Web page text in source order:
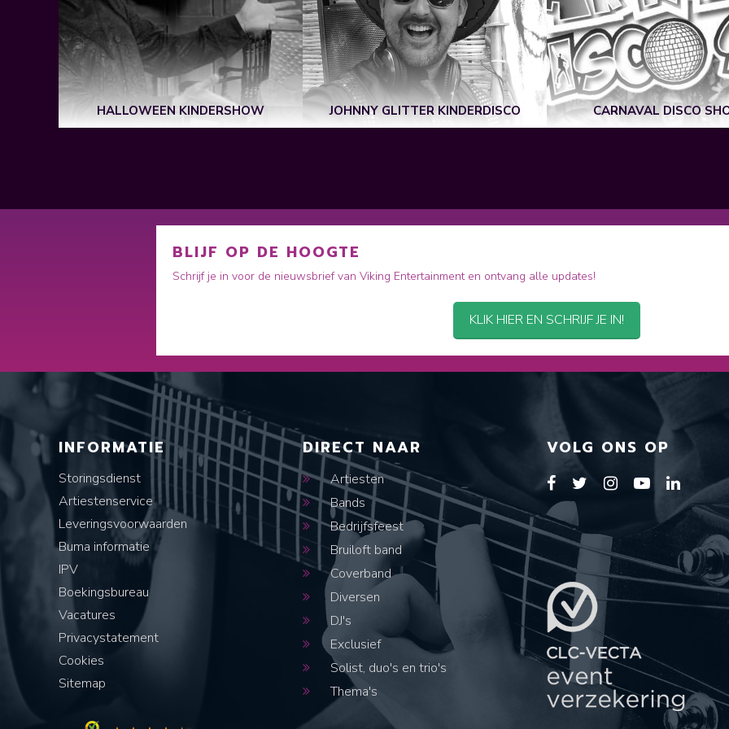
HALLOWEEN KINDERSHOW JOHNNY GLITTER KINDERDISCO CARNAVAL DISCO
BLIJF OP DE HOOGTE
Schrijf je in voor de nieuwsbrief van Viking Entertainment en ontvang alle updates!
KLIK HIER EN SCHRIJF JE IN!
INFORMATIE
Storingsdienst
Artiestenservice
Leveringsvoorwaarden
Buma informatie
IPV
Boekingsbureau
Vacatures
Privacystatement
Cookies
Sitemap
DIRECT NAAR
Artiesten
Bands
Bedrijfsfeest
Bruiloft band
Coverband
Diversen
DJ's
Exclusief
Solist, duo's en trio's
Thema's
VOLG ONS OP